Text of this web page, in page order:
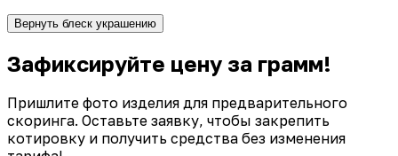
Вернуть блеск украшению
Зафиксируйте цену за грамм!
Пришлите фото изделия для предварительного
скоринга. Оставьте заявку, чтобы закрепить
котировку и получить средства без изменения